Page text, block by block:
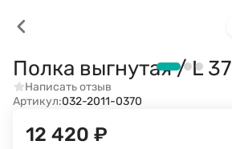
Полка выгнутая / L
Написать отзыв
Артикул:032-2011-0370
12 420 ₽